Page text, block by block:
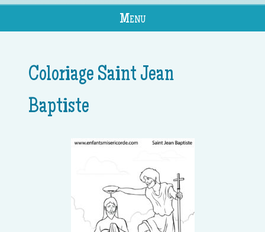
Menu
Coloriage Saint Jean
Baptiste